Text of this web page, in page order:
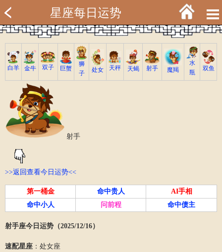
星座每日运势
白羊 金牛 双子 巨蟹
狮
子
处女 天秤 天蝎 射手 魔羯
水
瓶
双鱼
射手
>>返回查看今日运势<<
第一桶金 命中贵人
AI手相
命中小人
问前程 命中债主
射手座今日运势（2025/12/16）
速配星座 ：处女座